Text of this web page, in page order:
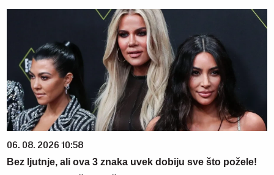
06. 08. 2026 10:58
Bez ljutnje, ali ova 3 znaka uvek dobiju sve što požele!